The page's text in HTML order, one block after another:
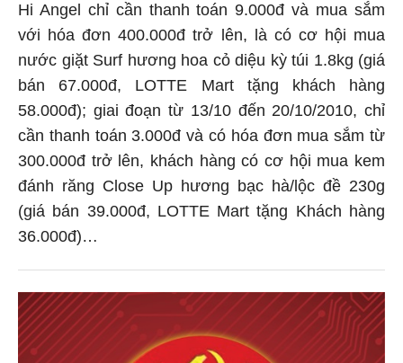
Hi Angel chỉ cần thanh toán 9.000đ và mua sắm
với hóa đơn 400.000đ trở lên, là có cơ hội mua
nước giặt Surf hương hoa cỏ diệu kỳ túi 1.8kg (giá
bán 67.000đ, LOTTE Mart tặng khách hàng
58.000đ); giai đoạn từ 13/10 đến 20/10/2010, chỉ
cần thanh toán 3.000đ và có hóa đơn mua sắm từ
300.000đ trở lên, khách hàng có cơ hội mua kem
đánh răng Close Up hương bạc hà/lộc đề 230g
(giá bán 39.000đ, LOTTE Mart tặng Khách hàng
36.000đ)…